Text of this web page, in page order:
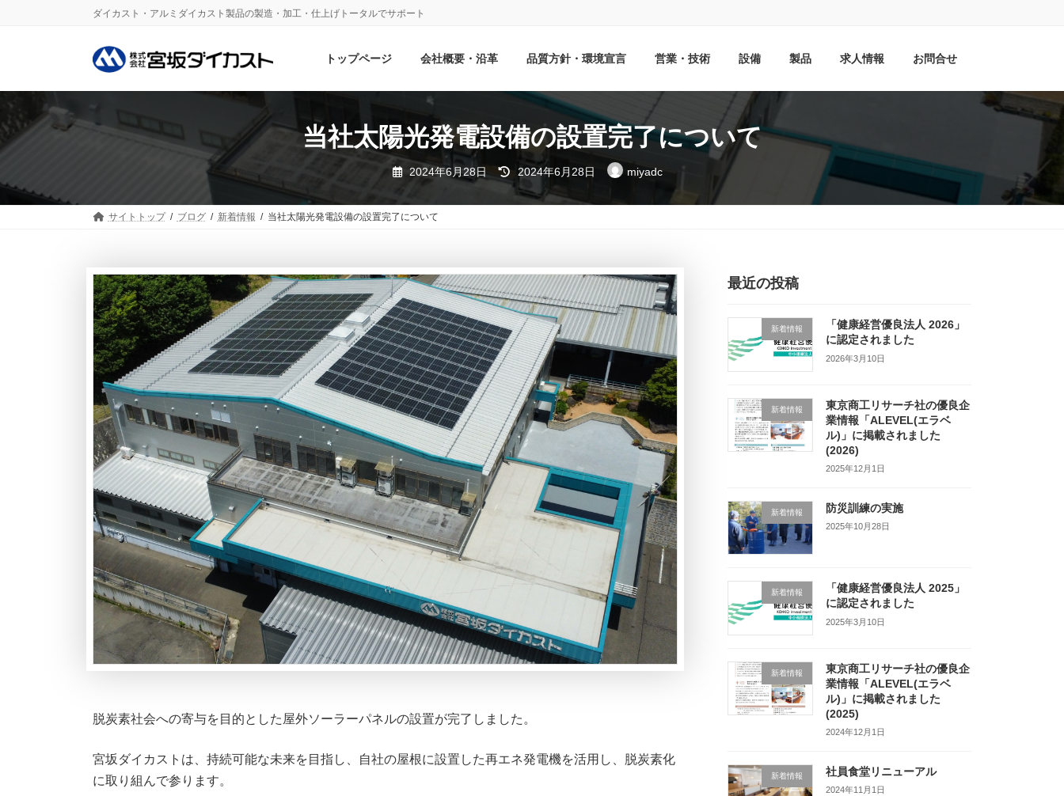
へ
ス
キ
ッ
ョ
ン
に
移
ダイカスト・アルミダイカスト製品の製造・加工・仕上げトータルでサポート
トップページ 会社概要・沿革 品質方針・環境宣言 営業・技術 設備 製品 求人情報 お問合せ
当社太陽光発電設備の設置完了について
2024年6月28日
最
終
更
新
2024年6月28日 miyadc
サイトトップ ブログ 新着情報 当社太陽光発電設備の設置完了について
脱炭素社会への寄与を目的とした屋外ソーラーパネルの設置が完了しました。
宮坂ダイカストは、持続可能な未来を目指し、自社の屋根に設置した再エネ発電機を活用し、脱炭素化
に取り組んで参ります。
最近の投稿
新着情報
「健康経営優良法人 2026」
に認定されました
2026年3月10日
新着情報
東京商工リサーチ社の優良企
業情報「ALEVEL(エラベ
ル)」に掲載されました
(2026)
2025年12月1日
新着情報 防災訓練の実施
2025年10月28日
新着情報
「健康経営優良法人 2025」
に認定されました
2025年3月10日
新着情報
東京商工リサーチ社の優良企
業情報「ALEVEL(エラベ
ル)」に掲載されました
(2025)
2024年12月1日
新着情報 社員食堂リニューアル
2024年11月1日